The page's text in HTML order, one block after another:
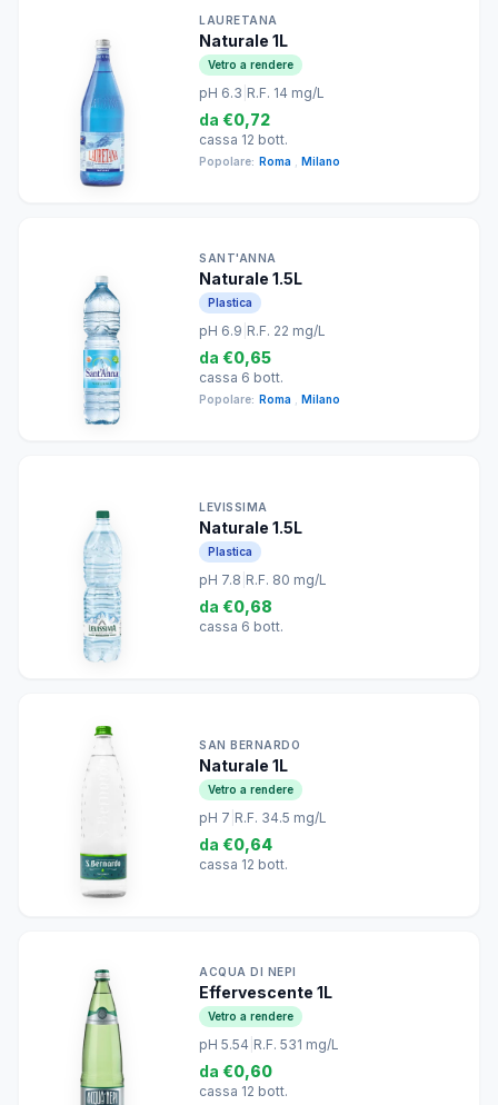
LAURETANA
Naturale 1L
Vetro a rendere
pH 6.3 R.F. 14 mg/L
da €0,72
cassa 12 bott.
Popolare: Roma Milano
SANT'ANNA
Naturale 1.5L
Plastica
pH 6.9 R.F. 22 mg/L
da €0,65
cassa 6 bott.
Popolare: Roma Milano
LEVISSIMA
Naturale 1.5L
Plastica
pH 7.8 R.F. 80 mg/L
da €0,68
cassa 6 bott.
SAN BERNARDO
Naturale 1L
Vetro a rendere
pH 7 R.F. 34.5 mg/L
da €0,64
cassa 12 bott.
ACQUA DI NEPI
Effervescente 1L
Vetro a rendere
pH 5.54 R.F. 531 mg/L
da €0,60
cassa 12 bott.